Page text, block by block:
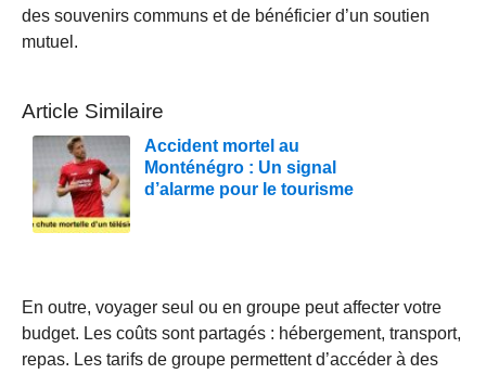
des souvenirs communs et de bénéficier d’un soutien
mutuel.
Article Similaire
Accident mortel au
Monténégro : Un signal
d’alarme pour le tourisme
En outre, voyager seul ou en groupe peut affecter votre
budget. Les coûts sont partagés : hébergement, transport,
repas. Les tarifs de groupe permettent d’accéder à des